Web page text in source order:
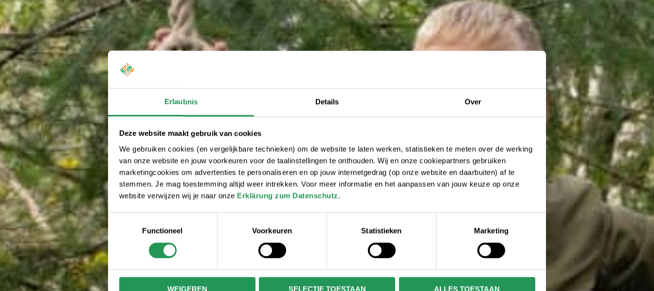
Erlaubnis Details Over
Deze website maakt gebruik van cookies
We gebruiken cookies (en vergelijkbare technieken) om de website te laten werken, statistieken te meten over de werking
van onze website en jouw voorkeuren voor de taalinstellingen te onthouden. Wij en onze cookiepartners gebruiken
marketingcookies om advertenties te personaliseren en op jouw internetgedrag (op onze website en daarbuiten) af te
stemmen. Je mag toestemming altijd weer intrekken. Voor meer informatie en het aanpassen van jouw keuze op onze
website verwijzen wij je naar onze Erklärung zum Datenschutz.
Toestemmingsselectie
Functioneel
Voorkeuren Statistieken Marketing
WEIGEREN SELECTIE TOESTAAN ALLES TOESTAAN